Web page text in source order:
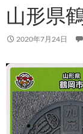
山形県
2020年7月24日